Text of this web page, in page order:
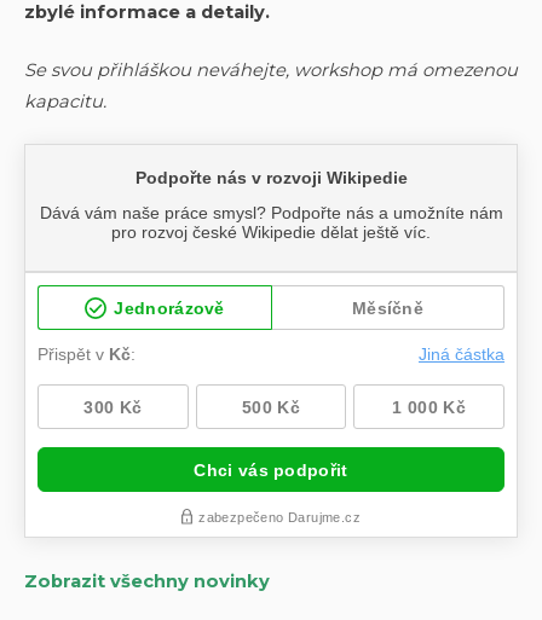
zbylé informace a detaily.
Se svou přihláškou neváhejte, workshop má omezenou
kapacitu.
Zobrazit všechny novinky